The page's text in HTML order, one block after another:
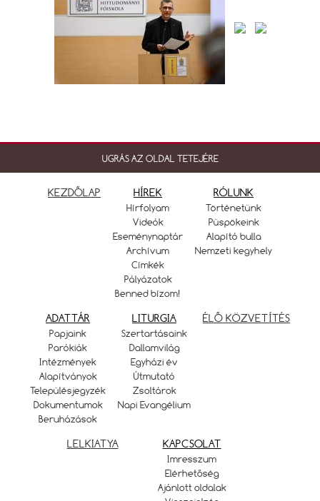
UGRÁS AZ OLDAL TETEJÉRE
KEZDŐLAP HÍREK
Hírfolyam
Videók
Eseménynaptár
Archívum
Címkék
Pályázatok
Benned bízom!
RÓLUNK
Történetünk
Püspökeink
Alapító bulla
Nemzeti kegyhely
ADATTÁR
Papjaink
Parókiák
Intézmények
Alapítványok
Településjegyzék
Dokumentumok
Beruházások
LITURGIA
Szertartásaink
Dallamvilág
Egyházi év
Útmutató
Zsoltárok
Napi Evangélium
ÉLŐ KÖZVETÍTÉS
LELKIATYA KAPCSOLAT
Imresszum
Elérhetőség
Ajánlott oldalak